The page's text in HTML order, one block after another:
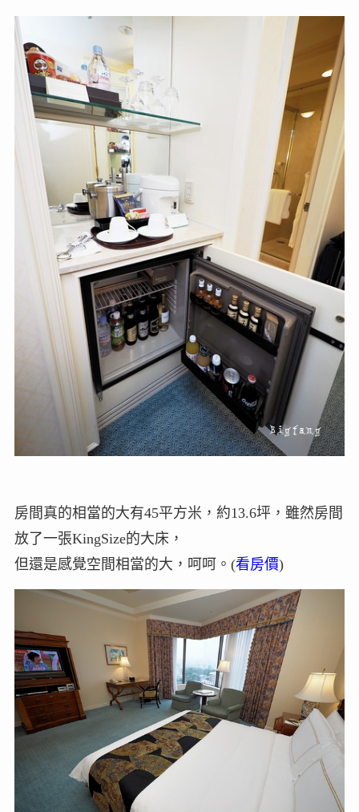
房間真的相當的大有45平方米，約13.6坪，雖然房間
放了一張KingSize的大床，
但還是感覺空間相當的大，呵呵。(看房價)